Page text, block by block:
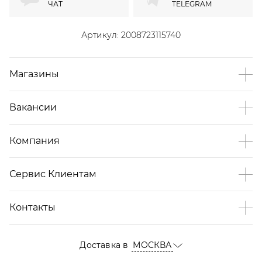
Артикул: 2008723115740
ЧАТ TELEGRAM
Магазины
Вакансии
Компания
Сервис Клиентам
Контакты
Доставка в МОСКВА